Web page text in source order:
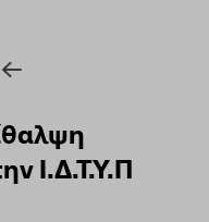
Ι.Δ.Τ.Υ.Π